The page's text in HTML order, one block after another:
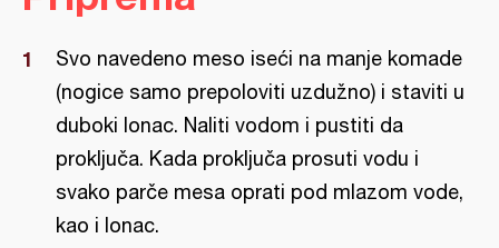
Svo navedeno meso iseći na manje komade
(nogice samo prepoloviti uzdužno) i staviti u
duboki lonac. Naliti vodom i pustiti da
proključa. Kada proključa prosuti vodu i
svako parče mesa oprati pod mlazom vode,
kao i lonac.